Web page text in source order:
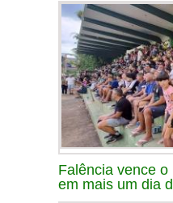
Falência vence
em mais um dia